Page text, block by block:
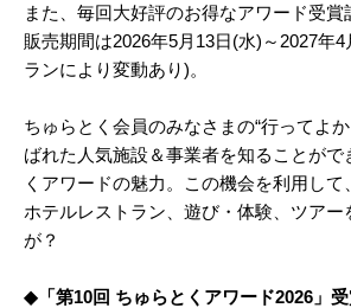
また、毎回大好評のお得なアワード受賞
販売期間は2026年5月13日(水)～2027年
ランにより変動あり)。
ちゅらとく会員のみなさまの“行ってよ
ばれた人気施設＆事業者を知ることがで
くアワードの魅力。この機会を利用して
ホテルレストラン、遊び・体験、ツアー
が？
◆「第10回 ちゅらとくアワード2026」